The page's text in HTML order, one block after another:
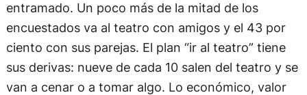
entramado. Un poco más de la mitad de los
encuestados va al teatro con amigos y el 43 por
ciento con sus parejas. El plan “ir al teatro” tiene
sus derivas: nueve de cada 10 salen del teatro y se
van a cenar o a tomar algo. Lo económico, valor